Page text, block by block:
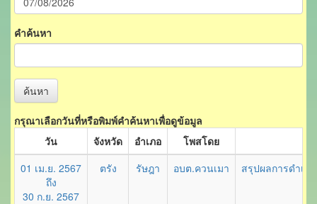
คำค้นหา
ค้นหา
กรุณาเลือกวันที่หรือพิมพ์คำค้นหาเพื่อดูข้อมูล
วัน
จังหวัด อำเภอ
โพสโดย
01 เม.ย. 2567
ถึง
30 ก.ย. 2567
ตรัง รัษฎา อบต.ควนเมา สรุปผลการดำเนิ